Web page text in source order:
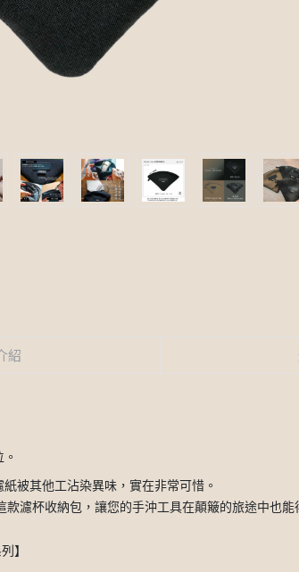
紹
被其他工沾染異味，實在非常可惜。
款濾杯收納包，讓您的手沖工具在顛簸的旅途中也能
】